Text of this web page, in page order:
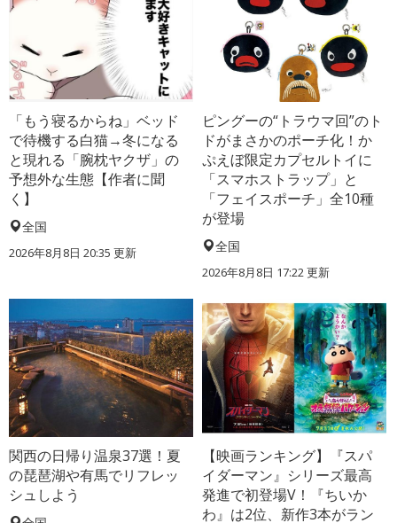
「もう寝るからね」ベッド
で待機する白猫→冬になる
と現れる「腕枕ヤクザ」の
予想外な生態【作者に聞
く】
全国
2026年8月8日 20:35 更新
ピングーの“トラウマ回”のト
ドがまさかのポーチ化！か
ぷえぼ限定カプセルトイに
「スマホストラップ」と
「フェイスポーチ」全10種
が登場
全国
2026年8月8日 17:22更新
関西の日帰り温泉37選！夏
の琵琶湖や有馬でリフレッ
シュしよう
【映画ランキング】『スパ
イダーマン』シリーズ最高
発進で初登場V！『ちいか
わ』は2位、新作3本がラン